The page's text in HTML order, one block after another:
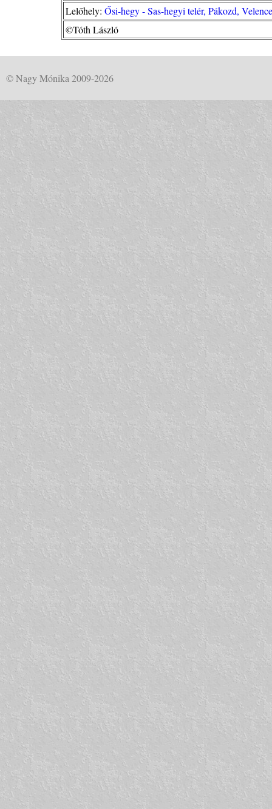
Lelőhely: Ősi-hegy - Sas-hegyi telér, Pákozd,
©Tóth László
© Nagy Mónika 2009-2026